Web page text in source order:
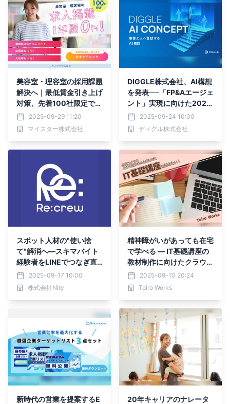
美容室・理容室の採用課題
解決へ｜最低賃金引き上げ
対策、先着100社限定でM
APJOBへの求人掲載1年間
完全無料キャンペーン開始
2025-09-29 11:20
マイスター株式会社
DIGGLE株式会社、AI構想
を発表──「FP&Aエージェ
ント」実現に向けた2029
年までのロードマップを示
す
2025-09-24 10:00
ディグル株式会社
スポット人材の"使い捨
て"解消へ—スキマバイト
経験者をLINEでつなぎ直
す再雇用特化サービス「R
e:crew」正式リリース
2025-09-17 10:00
株式会社Nity
精神障がいがあっても在宅
で学べる ― IT基礎講座の
教材制作に向けたクラウド
ファンディング開始
2025-09-10 20:24
Toiro Works
新時代の営業を提案するE
20年キャリアのナレータ